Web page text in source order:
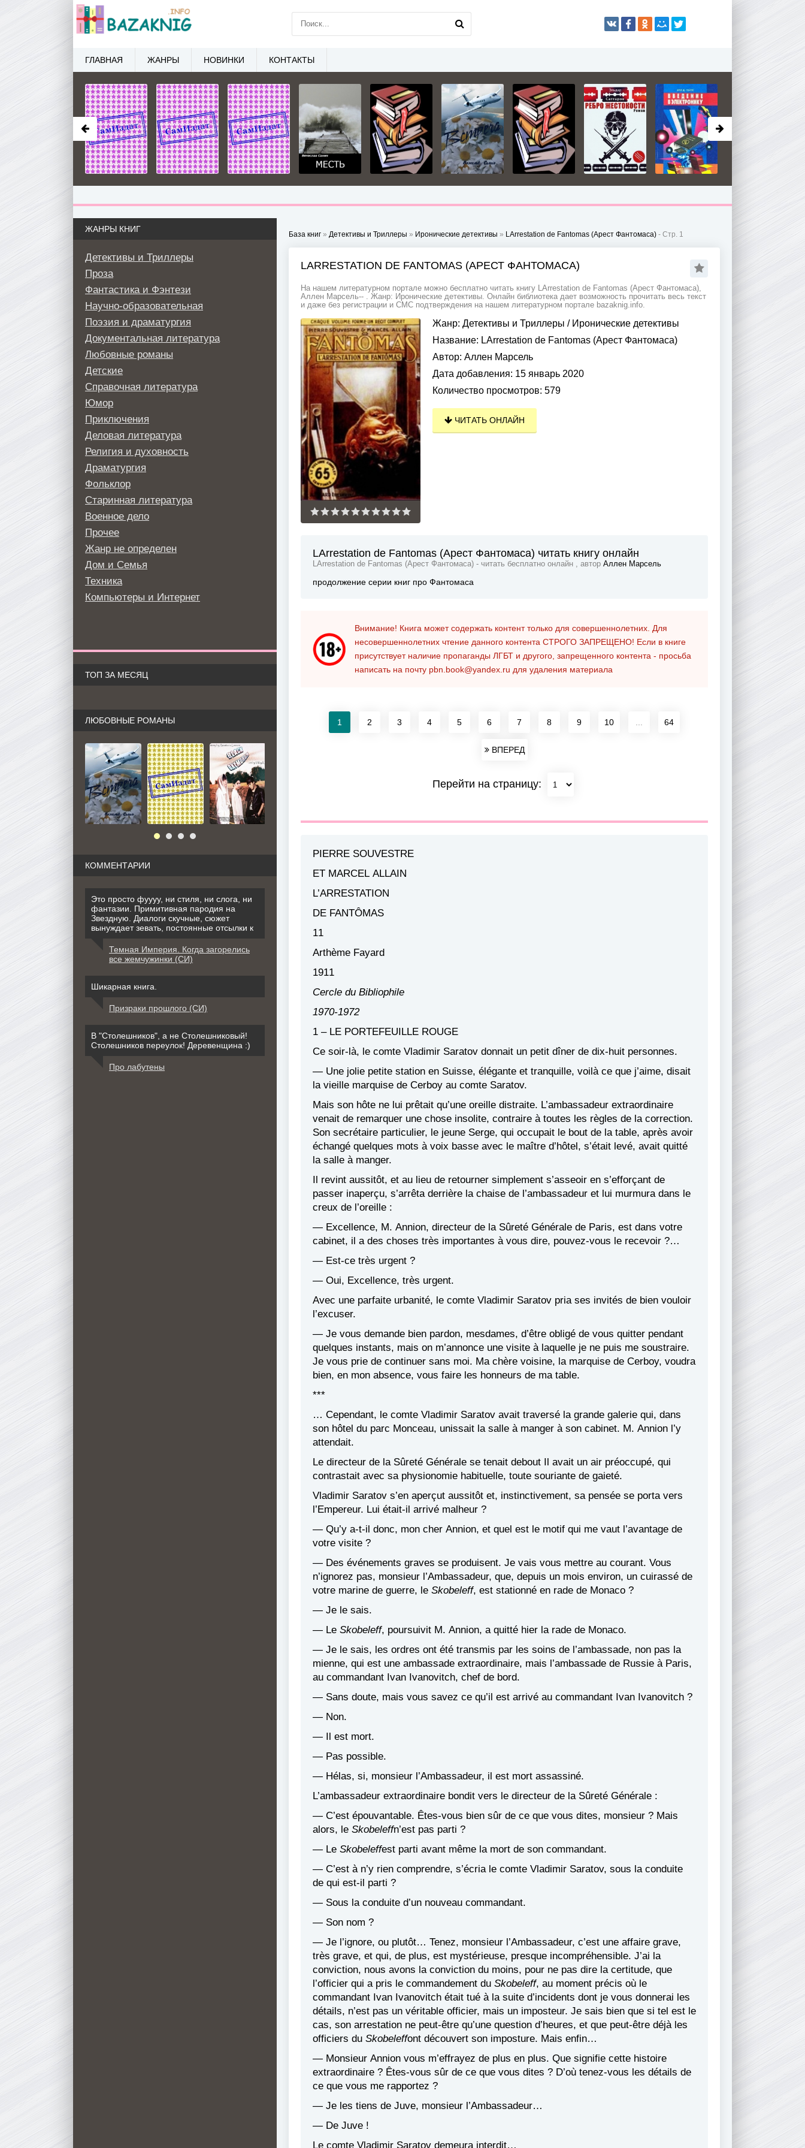
База книг » Детективы и Триллеры » Иронические детективы » LArrestation de Fantomas (Арест Фантомаса) - Стр. 1
LARRESTATION DE FANTOMAS (АРЕСТ ФАНТОМАСА)
На нашем литературном портале можно бесплатно читать книгу LArrestation de Fantomas (Арест Фантомаса),
Аллен Марсель-- . Жанр: Иронические детективы. Онлайн библиотека дает возможность прочитать весь текст
и даже без регистрации и СМС подтверждения на нашем литературном портале bazaknig.info.
Жанр: Детективы и Триллеры / Иронические детективы
Название: LArrestation de Fantomas (Арест Фантомаса)
Автор: Аллен Марсель
Дата добавления: 15 январь 2020
Количество просмотров: 579
ЧИТАТЬ ОНЛАЙН
LArrestation de Fantomas (Арест Фантомаса) читать книгу онлайн
LArrestation de Fantomas (Арест Фантомаса) - читать бесплатно онлайн , автор Аллен Марсель
продолжение серии книг про Фантомаса
Внимание! Книга может содержать контент только для совершеннолетних. Для
несовершеннолетних чтение данного контента СТРОГО ЗАПРЕЩЕНО! Если в книге
присутствует наличие пропаганды ЛГБТ и другого, запрещенного контента - просьба
написать на почту pbn.book@yandex.ru для удаления материала
1 2 3 4 5 6 7 8 9 10 64
ВПЕРЕД
Перейти на страницу:
PIERRE SOUVESTRE
ET MARCEL ALLAIN
L’ARRESTATION
DE FANTÔMAS
11
Arthème Fayard
1911
Cercle du Bibliophile
1970-1972
1 – LE PORTEFEUILLE ROUGE
Ce soir-là, le comte Vladimir Saratov donnait un petit dîner de dix-huit personnes.
— Une jolie petite station en Suisse, élégante et tranquille, voilà ce que j’aime, disait
la vieille marquise de Cerboy au comte Saratov.
Mais son hôte ne lui prêtait qu’une oreille distraite. L’ambassadeur extraordinaire
venait de remarquer une chose insolite, contraire à toutes les règles de la correction.
Son secrétaire particulier, le jeune Serge, qui occupait le bout de la table, après avoir
échangé quelques mots à voix basse avec le maître d’hôtel, s’était levé, avait quitté
la salle à manger.
Il revint aussitôt, et au lieu de retourner simplement s’asseoir en s’efforçant de
passer inaperçu, s’arrêta derrière la chaise de l’ambassadeur et lui murmura dans le
creux de l’oreille :
— Excellence, M. Annion, directeur de la Sûreté Générale de Paris, est dans votre
cabinet, il a des choses très importantes à vous dire, pouvez-vous le recevoir ?…
— Est-ce très urgent ?
— Oui, Excellence, très urgent.
Avec une parfaite urbanité, le comte Vladimir Saratov pria ses invités de bien vouloir
l’excuser.
— Je vous demande bien pardon, mesdames, d’être obligé de vous quitter pendant
quelques instants, mais on m’annonce une visite à laquelle je ne puis me soustraire.
Je vous prie de continuer sans moi. Ma chère voisine, la marquise de Cerboy, voudra
bien, en mon absence, vous faire les honneurs de ma table.
***
… Cependant, le comte Vladimir Saratov avait traversé la grande galerie qui, dans
son hôtel du parc Monceau, unissait la salle à manger à son cabinet. M. Annion l’y
attendait.
Le directeur de la Sûreté Générale se tenait debout Il avait un air préoccupé, qui
contrastait avec sa physionomie habituelle, toute souriante de gaieté.
Vladimir Saratov s’en aperçut aussitôt et, instinctivement, sa pensée se porta vers
l’Empereur. Lui était-il arrivé malheur ?
— Qu’y a-t-il donc, mon cher Annion, et quel est le motif qui me vaut l’avantage de
votre visite ?
— Des événements graves se produisent. Je vais vous mettre au courant. Vous
n’ignorez pas, monsieur l’Ambassadeur, que, depuis un mois environ, un cuirassé de
votre marine de guerre, le Skobeleff, est stationné en rade de Monaco ?
— Je le sais.
— Le Skobeleff, poursuivit M. Annion, a quitté hier la rade de Monaco.
— Je le sais, les ordres ont été transmis par les soins de l’ambassade, non pas la
mienne, qui est une ambassade extraordinaire, mais l’ambassade de Russie à Paris,
au commandant Ivan Ivanovitch, chef de bord.
— Sans doute, mais vous savez ce qu’il est arrivé au commandant Ivan Ivanovitch ?
— Non.
— Il est mort.
— Pas possible.
— Hélas, si, monsieur l’Ambassadeur, il est mort assassiné.
L’ambassadeur extraordinaire bondit vers le directeur de la Sûreté Générale :
— C’est épouvantable. Êtes-vous bien sûr de ce que vous dites, monsieur ? Mais
alors, le Skobeleffn’est pas parti ?
— Le Skobeleffest parti avant même la mort de son commandant.
— C’est à n’y rien comprendre, s’écria le comte Vladimir Saratov, sous la conduite
de qui est-il parti ?
— Sous la conduite d’un nouveau commandant.
— Son nom ?
— Je l’ignore, ou plutôt… Tenez, monsieur l’Ambassadeur, c’est une affaire grave,
très grave, et qui, de plus, est mystérieuse, presque incompréhensible. J’ai la
conviction, nous avons la conviction du moins, pour ne pas dire la certitude, que
l’officier qui a pris le commandement du Skobeleff, au moment précis où le
commandant Ivan Ivanovitch était tué à la suite d’incidents dont je vous donnerai les
détails, n’est pas un véritable officier, mais un imposteur. Je sais bien que si tel est le
cas, son arrestation ne peut-être qu’une question d’heures, et que peut-être déjà les
officiers du Skobeleffont découvert son imposture. Mais enfin…
— Monsieur Annion vous m’effrayez de plus en plus. Que signifie cette histoire
extraordinaire ? Êtes-vous sûr de ce que vous dites ? D’où tenez-vous les détails de
ce que vous me rapportez ?
— Je les tiens de Juve, monsieur l’Ambassadeur…
— De Juve !
Le comte Vladimir Saratov demeura interdit…
ЖАНРЫ КНИГ
Детективы и Триллеры
Проза
Фантастика и Фэнтези
Научно-образовательная
Поэзия и драматургия
Документальная литература
Любовные романы
Детские
Справочная литература
Юмор
Приключения
Деловая литература
Религия и духовность
Драматургия
Фольклор
Старинная литература
Военное дело
Прочее
Жанр не определен
Дом и Семья
Техника
Компьютеры и Интернет
ТОП ЗА МЕСЯЦ
ЛЮБОВНЫЕ РОМАНЫ
КОММЕНТАРИИ
Это просто фуууу, ни стиля, ни слога, ни
фантазии. Примитивная пародия на
Звездную. Диалоги скучные, сюжет
вынуждает зевать, постоянные отсылки к
Темная Империя. Когда загорелись
все жемчужинки (СИ)
Шикарная книга.
Призраки прошлого (СИ)
В "Столешников", а не Столешниковый!
Столешников переулок! Деревенщина :)
Про лабутены
ГЛАВНАЯ ЖАНРЫ НОВИНКИ КОНТАКТЫ